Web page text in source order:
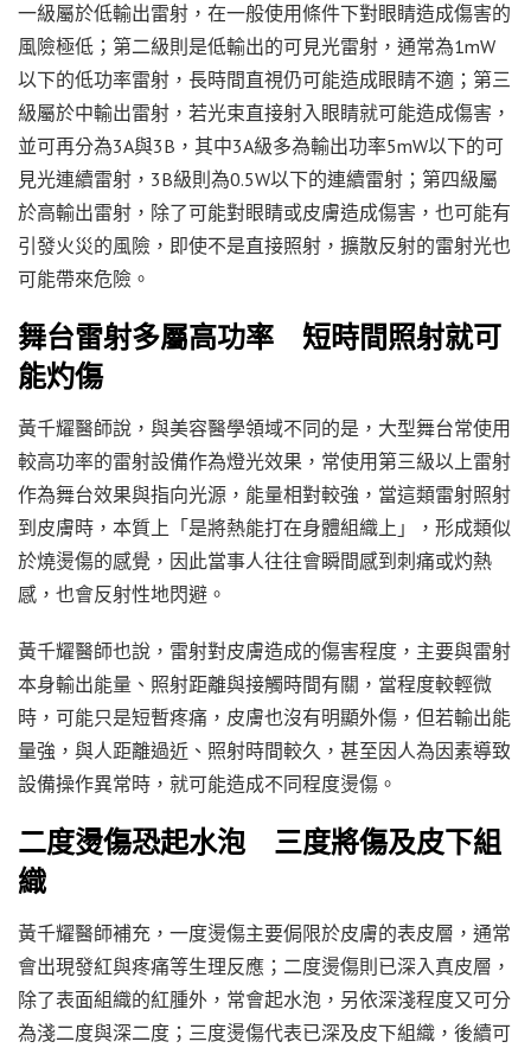
一級屬於低輸出雷射，在一般使用條件下對眼睛造成傷害的
風險極低；第二級則是低輸出的可見光雷射，通常為1mW
以下的低功率雷射，長時間直視仍可能造成眼睛不適；第三
級屬於中輸出雷射，若光束直接射入眼睛就可能造成傷害，
並可再分為3A與3B，其中3A級多為輸出功率5mW以下的可
見光連續雷射，3B級則為0.5W以下的連續雷射；第四級屬
於高輸出雷射，除了可能對眼睛或皮膚造成傷害，也可能有
引發火災的風險，即使不是直接照射，擴散反射的雷射光也
可能帶來危險。
舞台雷射多屬高功率 短時間照射就可
能灼傷
黃千耀醫師說，與美容醫學領域不同的是，大型舞台常使用
較高功率的雷射設備作為燈光效果，常使用第三級以上雷射
作為舞台效果與指向光源，能量相對較強，當這類雷射照射
到皮膚時，本質上「是將熱能打在身體組織上」，形成類似
於燒燙傷的感覺，因此當事人往往會瞬間感到刺痛或灼熱
感，也會反射性地閃避。
黃千耀醫師也說，雷射對皮膚造成的傷害程度，主要與雷射
本身輸出能量、照射距離與接觸時間有關，當程度較輕微
時，可能只是短暫疼痛，皮膚也沒有明顯外傷，但若輸出能
量強，與人距離過近、照射時間較久，甚至因人為因素導致
設備操作異常時，就可能造成不同程度燙傷。
二度燙傷恐起水泡 三度將傷及皮下組
織
黃千耀醫師補充，一度燙傷主要侷限於皮膚的表皮層，通常
會出現發紅與疼痛等生理反應；二度燙傷則已深入真皮層，
除了表面組織的紅腫外，常會起水泡，另依深淺程度又可分
為淺二度與深二度；三度燙傷代表已深及皮下組織，後續可